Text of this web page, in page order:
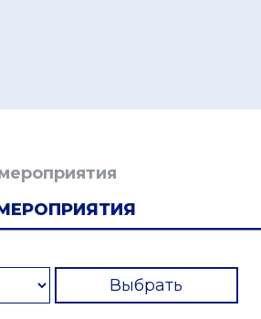
Выбрать